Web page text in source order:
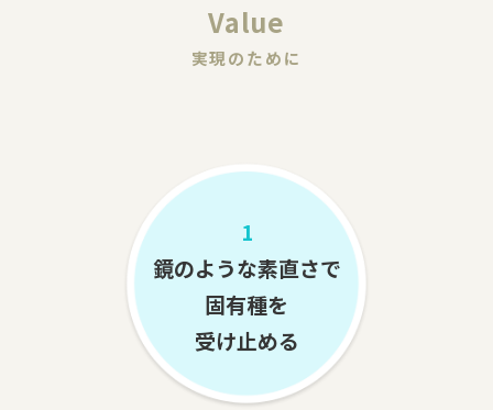
Value
実現のために
1
鏡のような素直さで
固有種を
受け止める